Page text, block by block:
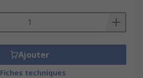
Ajouter
Fiches techniques